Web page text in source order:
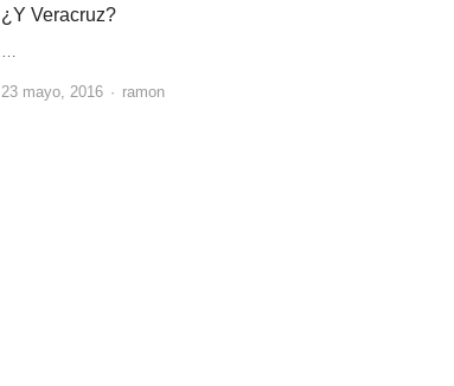
¿Y Veracruz?
23 mayo, 2016 Author
ramon